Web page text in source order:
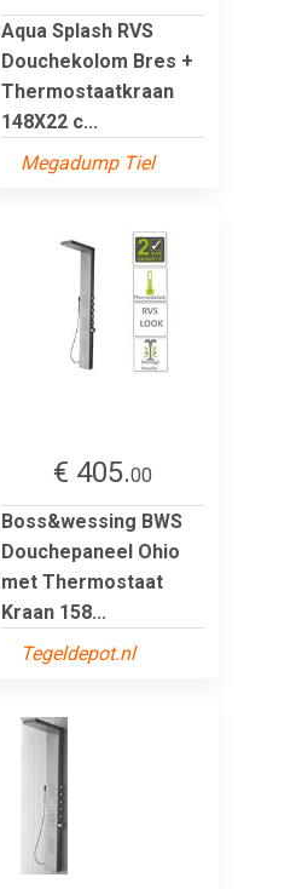
Aqua Splash RVS
Douchekolom Bres +
Thermostaatkraan
148X22 c...
Megadump Tiel
€ 405.00
Boss&wessing BWS
Douchepaneel Ohio
met Thermostaat
Kraan 158...
Tegeldepot.nl